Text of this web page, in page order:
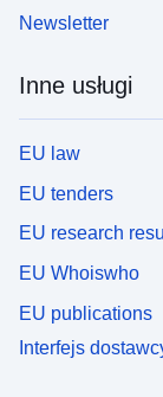
Newsletter
Inne usługi
EU law
EU tenders
EU research
EU Whoiswho
EU publications
Interfejs